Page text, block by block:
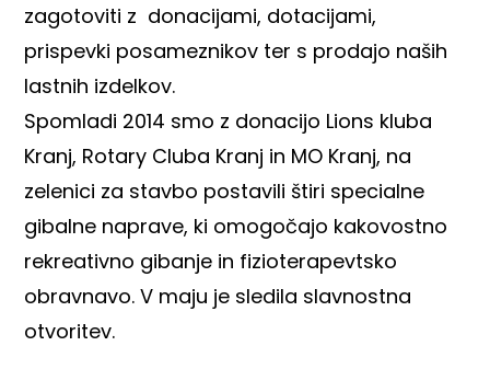
zagotoviti z donacijami, dotacijami,
prispevki posameznikov ter s prodajo naših
lastnih izdelkov.
Spomladi 2014 smo z donacijo Lions kluba
Kranj, Rotary Cluba Kranj in MO Kranj, na
zelenici za stavbo postavili štiri specialne
gibalne naprave, ki omogočajo kakovostno
rekreativno gibanje in fizioterapevtsko
obravnavo. V maju je sledila slavnostna
otvoritev.